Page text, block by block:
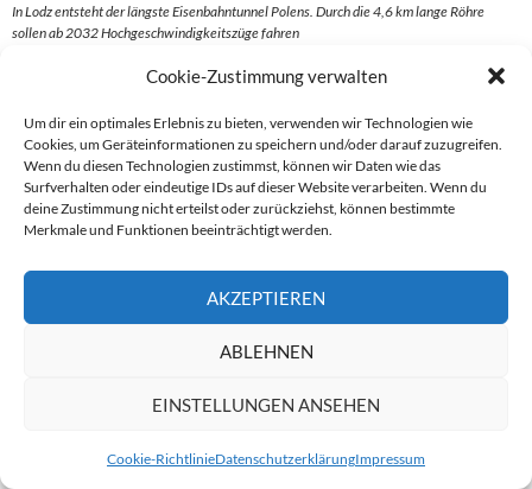
Cookie-Zustimmung verwalten
Um dir ein optimales Erlebnis zu bieten, verwenden wir Technologien wie
Cookies, um Geräteinformationen zu speichern und/oder darauf zuzugreifen.
Wenn du diesen Technologien zustimmst, können wir Daten wie das
Surfverhalten oder eindeutige IDs auf dieser Website verarbeiten. Wenn du
deine Zustimmung nicht erteilst oder zurückziehst, können bestimmte
Merkmale und Funktionen beeinträchtigt werden.
AKZEPTIEREN
ABLEHNEN
EINSTELLUNGEN ANSEHEN
Cookie-RichtlinieDatenschutzerklärungImpressum
In Lodz entsteht der längste Eisenbahntunnel Polens. Durch die 4,6 km lange Röhre
sollen ab 2032 Hochgeschwindigkeitszüge fahren
Am Nachmittag wird die Stadt heller. Sonnenlicht fällt auf
Graffitiwände, auf Innenhöfe voller Pflanzen und auf die
kunstvollen Fassaden ehemaliger Fabrikantenvillen. Hinter
vielen Toren verbergen sich verwilderte Höfe, Werkstätten
oder kleine Bars. Łódź offenbart sich nicht sofort. Man muss
die Stadt erlaufen.
Łódź ist ein bisschen anders im Vergleich zum übrigen
zeigt ihre Narben offen. Leerstehende Gebäude stehen neben